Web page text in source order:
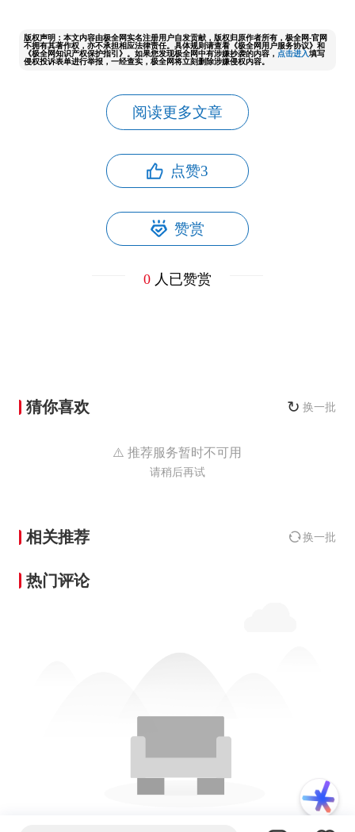
版权声明：本文内容由极全网实名注册用户自发贡献，版权归原作者所有，极全网-官网
不拥有其著作权，亦不承担相应法律责任。具体规则请查看《极全网用户服务协议》和
《极全网知识产权保护指引》。如果您发现极全网中有涉嫌抄袭的内容， 点击进入填写
侵权投诉表单进行举报，一经查实，极全网将立刻删除涉嫌侵权内容。
阅读更多文章
点赞3
赞赏
0人已赞赏
猜你喜欢 ↻ 换一批
⚠️ 推荐服务暂时不可用
请稍后再试
相关推荐 换一批
热门评论